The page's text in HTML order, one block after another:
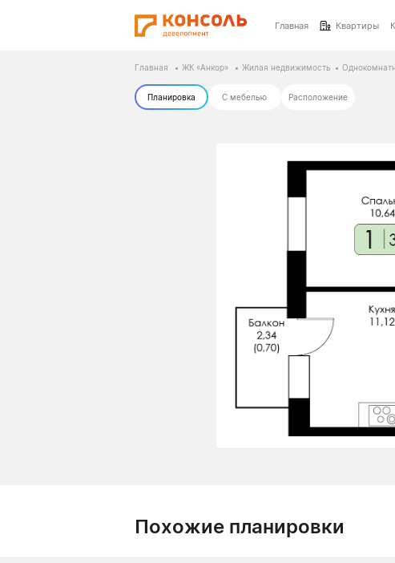
Главная Квартиры
Главная ЖК «Анкор» Жилая недвижимость
Планировка С мебелью Расположение
Похожие планировки